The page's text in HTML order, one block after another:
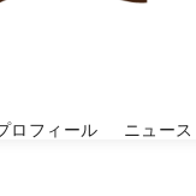
ロフィール ニュース